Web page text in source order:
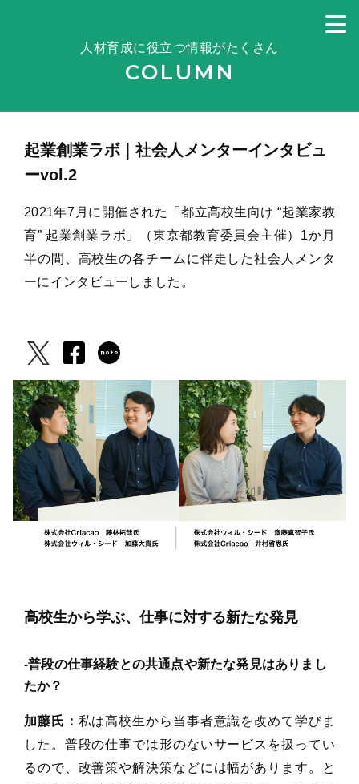
人材育成に役立つ情報がたくさん
COLUMN
起業創業ラボ｜社会人メンターインタビュ
ーvol.2
2021年7月に開催された「都立高校生向け “起業家教
育” 起業創業ラボ」（東京都教育委員会主催）1か月
半の間、高校生の各チームに伴走した社会人メンタ
ーにインタビューしました。
高校生から学ぶ、仕事に対する新たな発見
‐普段の仕事経験との共通点や新たな発見はありまし
たか？
加藤氏： 私は高校生から当事者意識を改めて学びま
した。普段の仕事では形のないサービスを扱ってい
るので、改善策や解決策などには幅があります。と